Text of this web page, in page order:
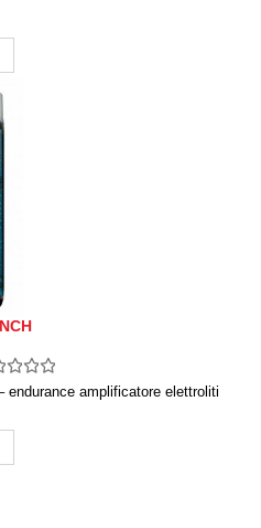
amplificatore elettroliti